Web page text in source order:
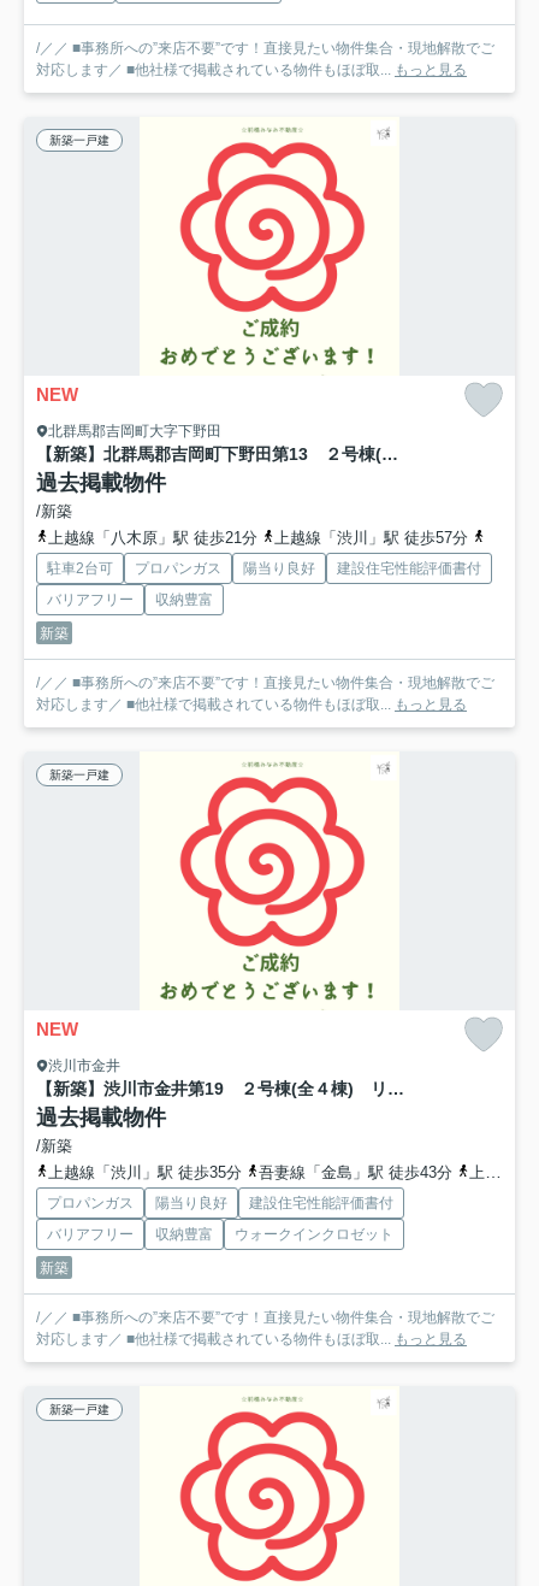
/／／ ■事務所への”来店不要”です！直接見たい物件集合・現地解散でご
対応します／ ■他社様で掲載されている物件もほぼ取... もっと見る
新築一戸建
NEW
北群馬郡吉岡町大字下野田
【新築】北群馬郡吉岡町下野田第13 ２号棟(全３棟) リーブルガーデン 新築建売分譲
過去掲載物件
/新築
上越線「八木原」駅 徒歩21分
上越線「渋川」駅 徒歩57分
駐車2台可 プロパンガス 陽当り良好
建設住宅性能評価書付
バリアフリー
収納豊富
新築
/／／ ■事務所への”来店不要”です！直接見たい物件集合・現地解散でご
対応します／ ■他社様で掲載されている物件もほぼ取... もっと見る
新築一戸建
NEW
渋川市金井
【新築】渋川市金井第19 ２号棟(全４棟) リーブルガーデン 新築建売分譲
過去掲載物件
/新築
上越線「渋川」駅 徒歩35分
吾妻線「金島」駅 徒歩43分 上越線「敷島」駅 徒歩70分
プロパンガス 陽当り良好
建設住宅性能評価書付
バリアフリー
収納豊富
ウォークインクロゼット
新築
/／／ ■事務所への”来店不要”です！直接見たい物件集合・現地解散でご
対応します／ ■他社様で掲載されている物件もほぼ取... もっと見る
新築一戸建